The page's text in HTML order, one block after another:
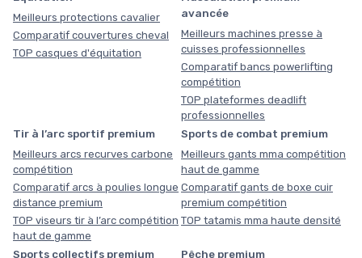
Meilleurs protections cavalier
Comparatif couvertures cheval
TOP casques d'équitation
avancée
Meilleurs machines presse à
cuisses professionnelles
Comparatif bancs powerlifting
compétition
TOP plateformes deadlift
professionnelles
Tir à l’arc sportif premium
Meilleurs arcs recurves carbone
compétition
Comparatif arcs à poulies longue
distance premium
TOP viseurs tir à l’arc compétition
haut de gamme
Sports de combat premium
Meilleurs gants mma compétition
haut de gamme
Comparatif gants de boxe cuir
premium compétition
TOP tatamis mma haute densité
Sports collectifs premium Pêche premium